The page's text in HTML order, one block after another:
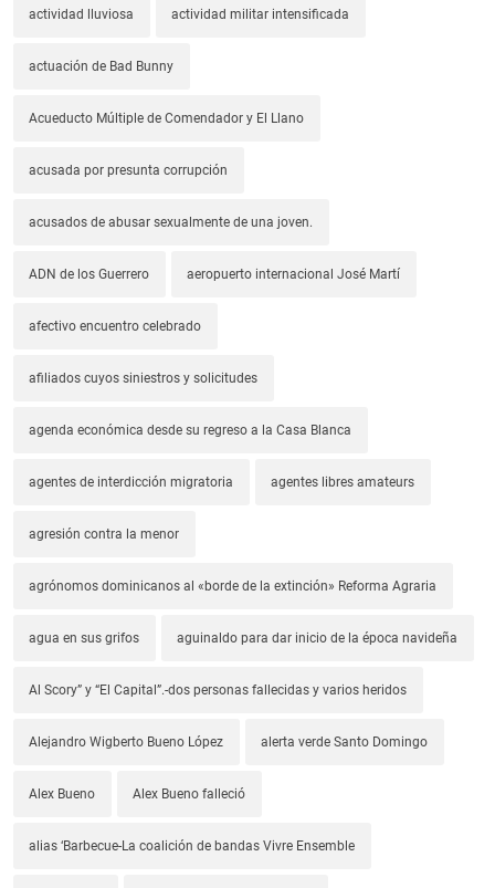
actividad lluviosa actividad militar intensificada
actuación de Bad Bunny
Acueducto Múltiple de Comendador y El Llano
acusada por presunta corrupción
acusados de abusar sexualmente de una joven.
ADN de los Guerrero aeropuerto internacional José Martí
afectivo encuentro celebrado
afiliados cuyos siniestros y solicitudes
agenda económica desde su regreso a la Casa Blanca
agentes de interdicción migratoria agentes libres amateurs
agresión contra la menor
agrónomos dominicanos al «borde de la extinción» Reforma Agraria
agua en sus grifos aguinaldo para dar inicio de la época navideña
Al Scory” y “El Capital”.-dos personas fallecidas y varios heridos
Alejandro Wigberto Bueno López alerta verde Santo Domingo
Alex Bueno Alex Bueno falleció
alias ‘Barbecue-La coalición de bandas Vivre Ensemble